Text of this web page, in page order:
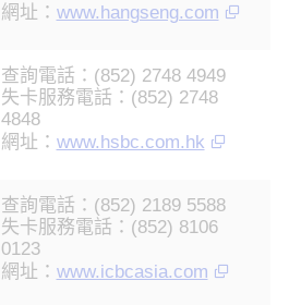
網址： www.hangseng.com
查詢電話：(852) 2748 4949
失卡服務電話：(852) 2748
4848
網址： www.hsbc.com.hk
查詢電話：(852) 2189 5588
失卡服務電話：(852) 8106
0123
網址： www.icbcasia.com